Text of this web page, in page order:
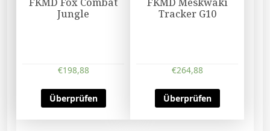
Jungle
€198,88
Überprüfen
Tracker G10
€264,88
Überprüfen